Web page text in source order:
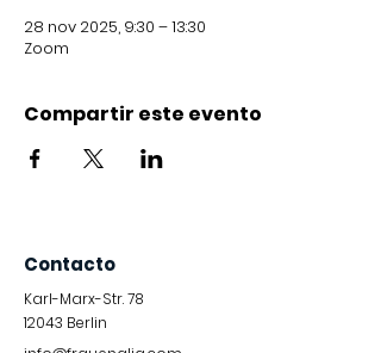
28 nov 2025, 9:30 – 13:30
Zoom
Compartir este evento
Contacto
Karl-Marx-Str. 78
12043 Berlin